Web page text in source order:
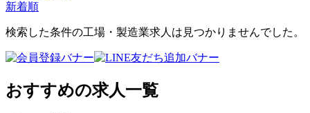
新着順
検索した条件の工場・製造業求人は見つかりませんでした。
おすすめの求人一覧